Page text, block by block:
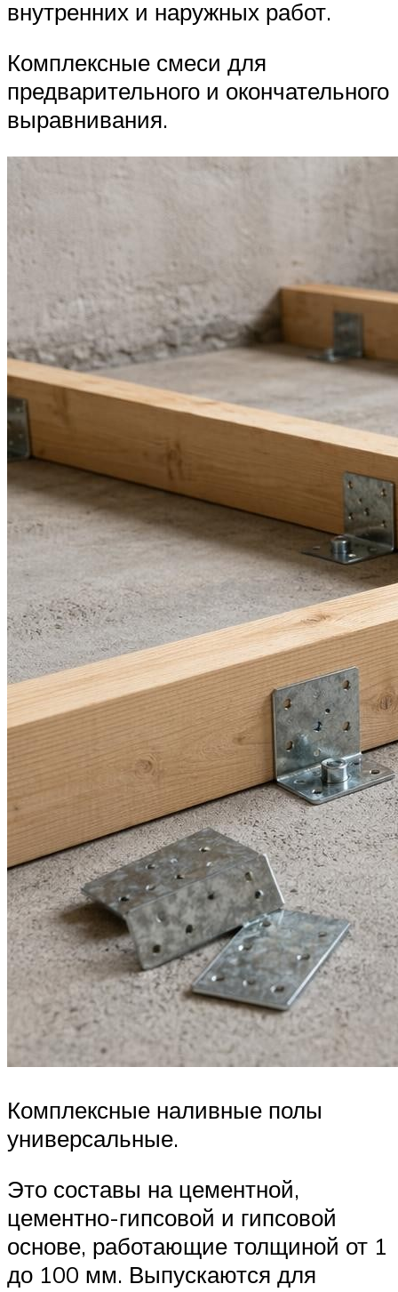
внутренних и наружных работ.
Комплексные смеси для
предварительного и окончательного
выравнивания.
Комплексные наливные полы
универсальные.
Это составы на цементной,
цементно-гипсовой и гипсовой
основе, работающие толщиной от 1
до 100 мм. Выпускаются для